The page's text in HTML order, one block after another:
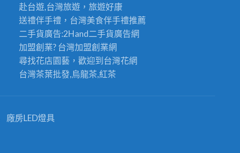
赴台遊,台灣旅遊 ，旅遊好康
送禮伴手禮，台灣美食伴手禮推薦
二手貨廣告:2Hand二手貨廣告網
加盟創業? 台灣加盟創業網
尋找花店園藝，歡迎到台灣花網
台灣茶葉批發,烏龍茶,紅茶
廠房LED燈具